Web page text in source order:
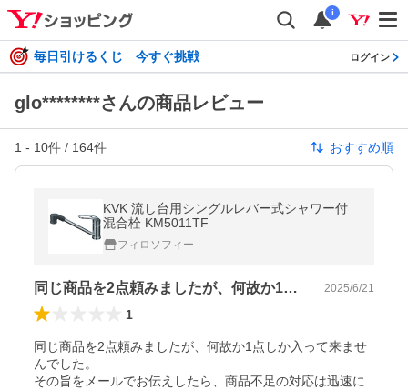
i
毎日引けるくじ 今すぐ挑戦 ログイン
glo********さんの商品レビュー
1 - 10件 / 164件 おすすめ順
KVK 流し台用シングルレバー式シャワー付
混合栓 KM5011TF
フィロソフィー
同じ商品を2点頼みましたが、何故か1点… 2025/6/21
1
同じ商品を2点頼みましたが、何故か1点しか入って来ませ
んでした。
その旨をメールでお伝えしたら、商品不足の対応は迅速に